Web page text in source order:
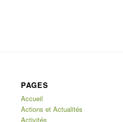
PAGES
Accueil
Actions et Actualités
Activités